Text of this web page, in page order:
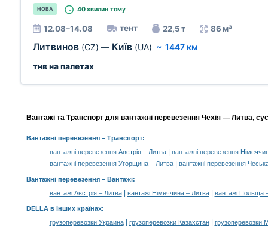
НОВА 40 хвилин тому
12.08–14.08 тент 22,5 т 86 м³
Литвинов (CZ) — Київ (UA) ~ 1447 км
тнв на палетах
Вантажі та Транспорт для вантажні перевезення Чехія — Литва,
Вантажні перевезення– Транспорт:
вантажні перевезення Австрія – Литва|
вантажні перевезення
вантажні перевезення Угорщина – Литва| вантажні перевезення
Вантажні перевезення – Вантажі:
вантажі Австрія – Литва| вантажі Німеччина – Литва| вантажі Польща
DELLA в інших країнах:
грузоперевозки Украина| грузоперевозки Казахстан|
грузоперевозки